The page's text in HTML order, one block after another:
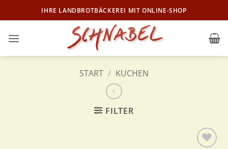
Inhalt
IHRE LANDBROTBÄCKEREI MIT ONLINE-SHOP
START / KUCHEN
FILTER